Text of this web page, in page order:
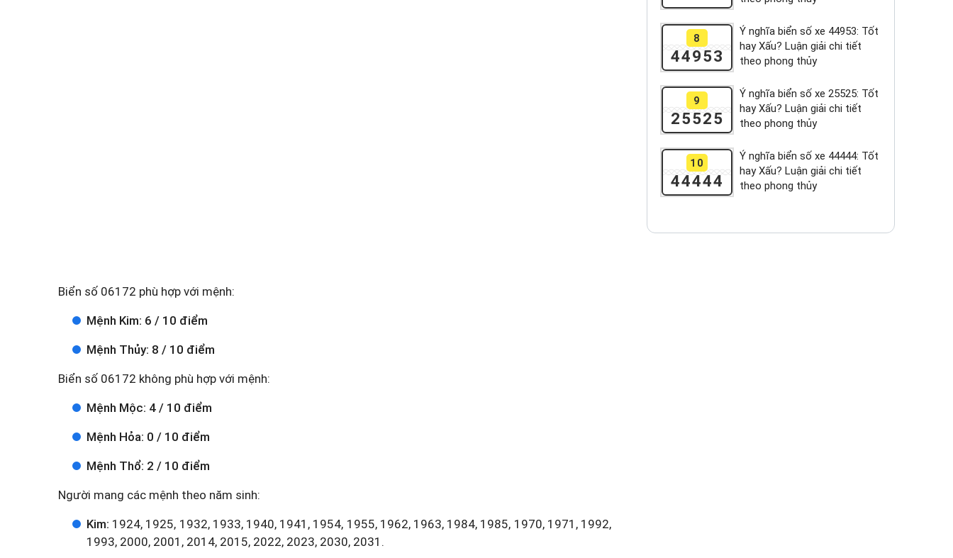
Biển số 06172 phù hợp với mệnh:
Mệnh Kim: 6 / 10 điểm
Mệnh Thủy: 8 / 10 điểm
Biển số 06172 không phù hợp với mệnh:
Mệnh Mộc: 4 / 10 điểm
Mệnh Hỏa: 0 / 10 điểm
Mệnh Thổ: 2 / 10 điểm
Người mang các mệnh theo năm sinh:
Kim: 1924, 1925, 1932, 1933, 1940, 1941, 1954, 1955, 1962, 1963, 1984, 1985, 1970, 1971, 1992,
1993, 2000, 2001, 2014, 2015, 2022, 2023, 2030, 2031.
8
44953
Ý nghĩa biển số xe 44953: Tốt
hay Xấu? Luận giải chi tiết
theo phong thủy
9
25525
Ý nghĩa biển số xe 25525: Tốt
hay Xấu? Luận giải chi tiết
theo phong thủy
10
44444
Ý nghĩa biển số xe 44444: Tốt
hay Xấu? Luận giải chi tiết
theo phong thủy